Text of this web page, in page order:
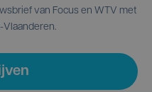
van Focus en WTV met
Vlaanderen.